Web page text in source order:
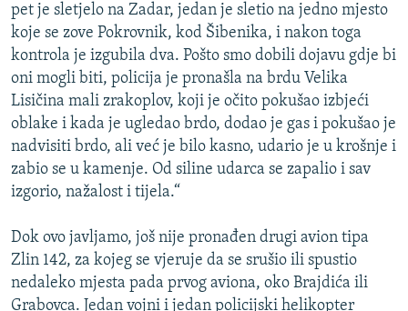
NASTANAK I RASPAD JUGOSLAVIJE
pet je sletjelo na Zadar, jedan je sletio na jedno mjesto
koje se zove Pokrovnik, kod Šibenika, i nakon toga
kontrola je izgubila dva. Pošto smo dobili dojavu gdje bi
oni mogli biti, policija je pronašla na brdu Velika
Lisičina mali zrakoplov, koji je očito pokušao izbjeći
oblake i kada je ugledao brdo, dodao je gas i pokušao je
nadvisiti brdo, ali već je bilo kasno, udario je u krošnje i
zabio se u kamenje. Od siline udarca se zapalio i sav
izgorio, nažalost i tijela.“
Dok ovo javljamo, još nije pronađen drugi avion tipa
Zlin 142, za kojeg se vjeruje da se srušio ili spustio
nedaleko mjesta pada prvog aviona, oko Brajdića ili
Grabovca. Jedan vojni i jedan policijski helikopter